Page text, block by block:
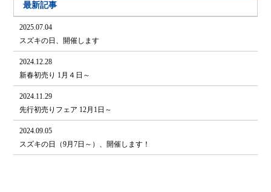
最新記事
2025.07.04
スズキの日、開催します
2024.12.28
新春初売り 1月４日～
2024.11.29
先行初売りフェア 12月1日～
2024.09.05
スズキの日（9月7日～）、開催します！